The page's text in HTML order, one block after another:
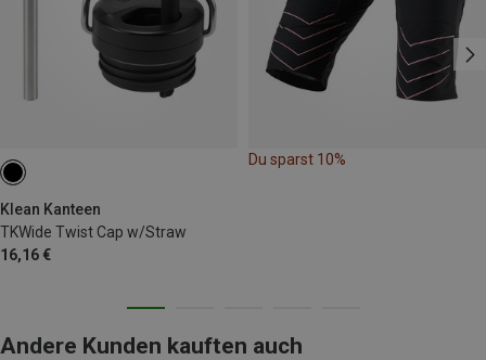
Klean Kanteen
TKWide Twist Cap w/Straw
16,16 €
Du sparst 10%
Andere Kunden kauften auch